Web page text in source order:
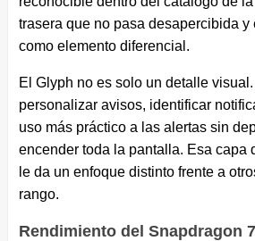
trasera que no pasa desapercibida y
como elemento diferencial.
El Glyph no es solo un detalle
personalizar avisos, identificar
uso más práctico a las alertas sin
encender toda la pantalla. Esa capa
le da un enfoque distinto frente a
rango.
Rendimiento del Snapdragon